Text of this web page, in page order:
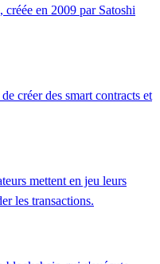
en 2009 par Satoshi
créer des smart contracts et
mettent en jeu leurs
les transactions.